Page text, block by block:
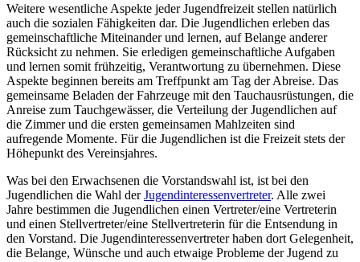
Weitere wesentliche Aspekte jeder Jugendfreizeit stellen natürlich
auch die sozialen Fähigkeiten dar. Die Jugendlichen erleben das
gemeinschaftliche Miteinander und lernen, auf Belange anderer
Rücksicht zu nehmen. Sie erledigen gemeinschaftliche Aufgaben
und lernen somit frühzeitig, Verantwortung zu übernehmen. Diese
Aspekte beginnen bereits am Treffpunkt am Tag der Abreise. Das
gemeinsame Beladen der Fahrzeuge mit den Tauchausrüstungen, die
Anreise zum Tauchgewässer, die Verteilung der Jugendlichen auf
die Zimmer und die ersten gemeinsamen Mahlzeiten sind
aufregende Momente. Für die Jugendlichen ist die Freizeit stets der
Höhepunkt des Vereinsjahres.
Was bei den Erwachsenen die Vorstandswahl ist, ist bei den
Jugendlichen die Wahl derJugendinteressenvertreter. Alle zwei
Jahre bestimmen die Jugendlichen einen Vertreter/eine Vertreterin
und einen Stellvertreter/eine Stellvertreterin für die Entsendung in
den Vorstand. Die Jugendinteressenvertreter haben dort Gelegenheit,
die Belange, Wünsche und auch etwaige Probleme der Jugend zu